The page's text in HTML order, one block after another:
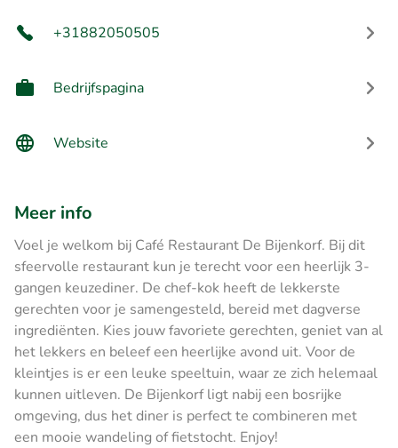
+31882050505
Bedrijfspagina
Website
Meer info
Voel je welkom bij Café Restaurant De Bijenkorf. Bij dit
sfeervolle restaurant kun je terecht voor een heerlijk 3-
gangen keuzediner. De chef-kok heeft de lekkerste
gerechten voor je samengesteld, bereid met dagverse
ingrediënten. Kies jouw favoriete gerechten, geniet van al
het lekkers en beleef een heerlijke avond uit. Voor de
kleintjes is er een leuke speeltuin, waar ze zich helemaal
kunnen uitleven. De Bijenkorf ligt nabij een bosrijke
omgeving, dus het diner is perfect te combineren met
een mooie wandeling of fietstocht. Enjoy!